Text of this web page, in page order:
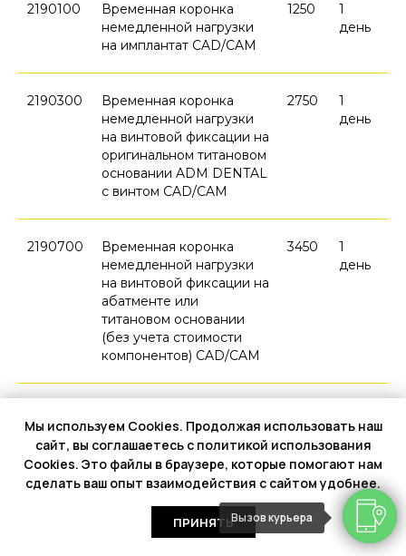
Вызов курьера
Мы используем Cookies. Продолжая использовать наш
сайт, вы соглашаетесь с политикой использования
Cookies. Это файлы в браузере, которые помогают нам
сделать ваш опыт взаимодействия с сайтом удобнее.
ПРИНЯТЬ
2190100
Временная коронка
немедленной нагрузки
на имплантат CAD/CAM
1250
1
день
2190300
Временная коронка
немедленной нагрузки
на винтовой фиксации на
оригинальном титановом
основании ADM DENTAL
с винтом CAD/CAM
2750
1
день
2190700
Временная коронка
немедленной нагрузки
на винтовой фиксации на
абатменте или
титановом основании
(без учета стоимости
компонентов) CAD/CAM
3450
1
день
будущих конструкций
3D печать CAD/CAM
Наименование
протезной работы
Цена Сроки